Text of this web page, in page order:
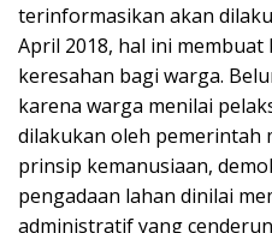
terinformasikan akan
April 2018, hal ini
keresahan bagi warga.
karena warga menilai
dilakukan oleh pemerintah
prinsip kemanusiaan,
pengadaan lahan dinilai
administratif yang